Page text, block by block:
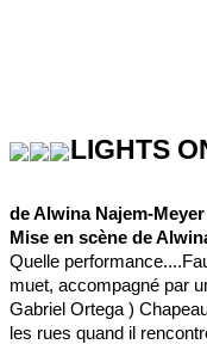
LIGHTS
de Alwina Najem-Meyer
Mise en scène de
Quelle
muet, accompagné par
Gabriel Ortega )
les rues quand il